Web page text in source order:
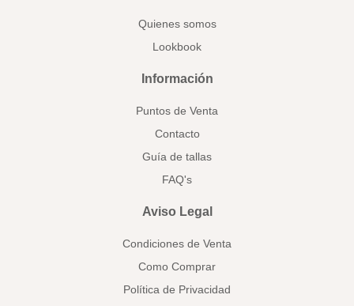
Quienes somos
Lookbook
Información
Puntos de Venta
Contacto
Guía de tallas
FAQ's
Aviso Legal
Condiciones de Venta
Como Comprar
Política de Privacidad